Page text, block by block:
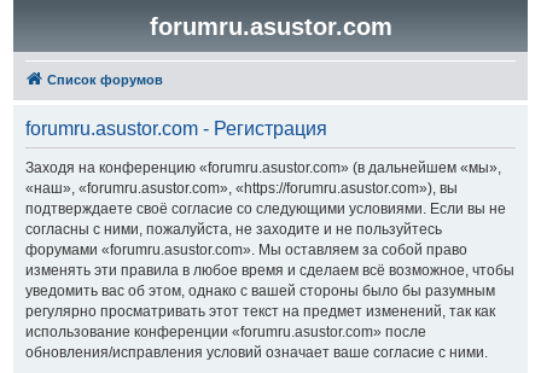
forumru.asustor.com
Список форумов
forumru.asustor.com - Регистрация
Заходя на конференцию «forumru.asustor.com» (в дальнейшем «мы»,
«наш», «forumru.asustor.com», «https://forumru.asustor.com»), вы
подтверждаете своё согласие со следующими условиями. Если вы не
согласны с ними, пожалуйста, не заходите и не пользуйтесь
форумами «forumru.asustor.com». Мы оставляем за собой право
изменять эти правила в любое время и сделаем всё возможное, чтобы
уведомить вас об этом, однако с вашей стороны было бы разумным
регулярно просматривать этот текст на предмет изменений, так как
использование конференции «forumru.asustor.com» после
обновления/исправления условий означает ваше согласие с ними.